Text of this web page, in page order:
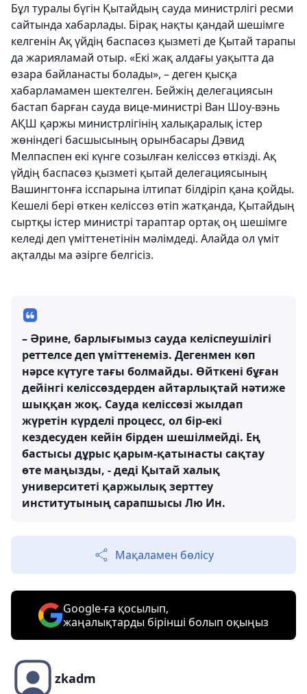
Бұл туралы бүгін Қытайдың сауда министрлігі ресми
сайтында хабарлады. Бірақ нақты қандай шешімге
келгенін Ақ үйдің баспасөз қызметі де Қытай тарапы
да жарияламай отыр. «Екі жақ алдағы уақытта да
өзара байланасты болады», – деген қысқа
хабарламамен шектелген. Бейжің делегациясын
бастап барған сауда вице-министрі Ван Шоу-вэнь
АҚШ қаржы министрлігінің халықаралық істер
жөніндегі басшысының орынбасары Дэвид
Мелпаспен екі күнге созылған келіссөз өткізді. Ақ
үйдің баспасөз қызметі қытай делегациясының
Вашингтонға ісспарына ілтипат білдіріп қана қойды.
Кешелі бері өткен келіссөз өтіп жатқанда, Қытайдың
сыртқы істер министрі тараптар ортақ оң шешімге
келеді деп үміттенетінін мәлімдеді. Алайда ол үміт
ақталды ма әзірге белгісіз.
– Әрине, барлығымыз сауда келіспеушілігі
реттелсе деп үміттенеміз. Дегенмен көп
нәрсе күтуге тағы болмайды. Өйткені бұған
дейінгі келіссөздерден айтарлықтай нәтиже
шыққан жоқ. Сауда келіссөзі жылдап
жүретін күрделі процесс, ол бір-екі
кездесуден кейін бірден шешілмейді. Ең
бастысы дұрыс қарым-қатынасты сақтау
өте маңызды, - деді Қытай халық
университеті қаржылық зерттеу
институтының сарапшысы Лю Ин.
Мақаламен бөлісу
Google-ға қосылып,
жаңалықтарды бірінші болып оқыңыз
zkadm